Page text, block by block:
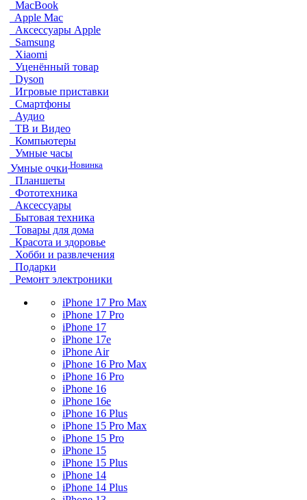
MacBook
Apple Mac
Аксессуары Apple
Samsung
Xiaomi
Уценённый товар
Dyson
Игровые приставки
Смартфоны
Аудио
ТВ и Видео
Компьютеры
Умные часы
Умные очки Новинка
Планшеты
Фототехника
Аксессуары
Бытовая техника
Товары для дома
Красота и здоровье
Хобби и развлечения
Подарки
Ремонт электроники
iPhone 17 Pro Max
iPhone 17 Pro
iPhone 17
iPhone 17e
iPhone Air
iPhone 16 Pro Max
iPhone 16 Pro
iPhone 16
iPhone 16e
iPhone 16 Plus
iPhone 15 Pro Max
iPhone 15 Pro
iPhone 15
iPhone 15 Plus
iPhone 14
iPhone 14 Plus